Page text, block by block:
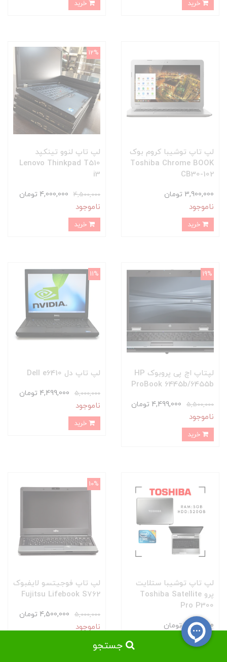
لپ تاپ توشیبا کروم بوک
Toshiba Chrome BOOK
CB30-102
3,900,000 تومان
ناموجود
لپ تاپ لنوو تینکپد
Lenovo Thinkpad T510
i3
4,500,000 4,000,000 تومان
12%
ناموجود
لپتاپ اچ پی پروبوک HP
ProBook 6445b/6455b
5,500,000 4,499,000 تومان
19%
ناموجود
لپ تاپ دل Dell e6410
5,000,000 4,499,000 تومان
11%
ناموجود
لپ تاپ توشیبا ستلایت
پرو Toshiba Satellite
Pro P300
4,500,000 تومان
ناموجود
لپ تاپ فوجیتسو لایفبوک
Fujitsu Lifebook S762
5,000,000 4,500,000 تومان
10%
ناموجود